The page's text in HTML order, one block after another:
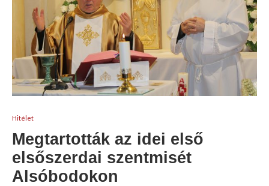
Hitélet
Megtartották az idei első
elsőszerdai szentmisét
Alsóbodokon